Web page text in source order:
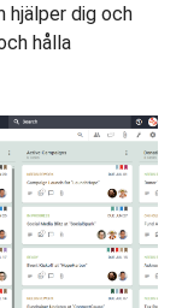
hjälper dig och
hålla